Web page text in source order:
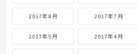
2017年8月 2017年7月
2017年5月 2017年4月